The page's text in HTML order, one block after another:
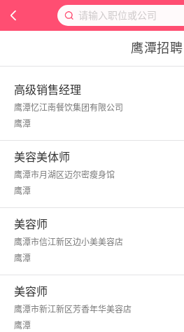
鹰潭招聘
高级销售经理
鹰潭忆江南餐饮集团有限公司
鹰潭
美容美体师
鹰潭市月湖区迈尔密瘦身馆
鹰潭
美容师
鹰潭市信江新区边小美美容店
鹰潭
美容师
鹰潭市新江新区芳香年华美容店
鹰潭